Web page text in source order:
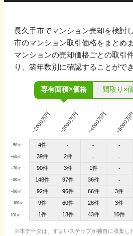
長久手市でマンション売却を検討
市のマンション取引価格をまとめま
マンションの売却価格ごとの取引
り、築年数別に確認することができ
専有面積×価格 間取り×
~50㎡
~60㎡
~70㎡
~80㎡
~90㎡
~100㎡
101㎡~
~2000万円 ~3000万円 ~4000万円 ~5000
4件 - - -
39件
2件 - -
90件
3件 1件 -
148件
97件 36件 -
92件
96件 66件 3件
9件
60件 28件 3件
1件
13件 43件 10件
本データは、すまいステップが独自に収集し